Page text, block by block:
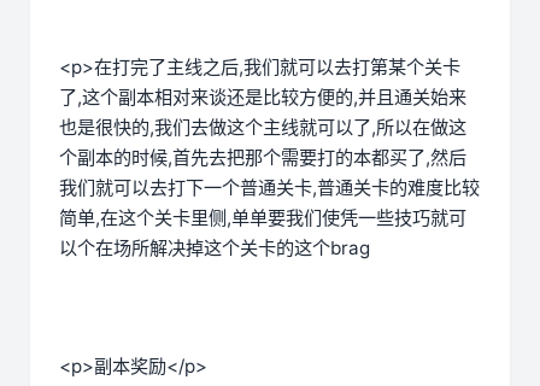
<p>在打完了主线之后,我们就可以去打第某个关卡
了,这个副本相对来谈还是比较方便的,并且通关始来
也是很快的,我们去做这个主线就可以了,所以在做这
个副本的时候,首先去把那个需要打的本都买了,然后
我们就可以去打下一个普通关卡,普通关卡的难度比较
简单,在这个关卡里侧,单单要我们使凭一些技巧就可
以个在场所解决掉这个关卡的这个brag
<p>副本奖励</p>